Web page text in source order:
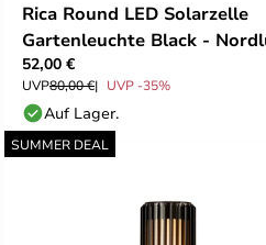
Rica Round LED Solarzelle
Gartenleuchte Black -
52,00 €
UVP80,00 € UVP -35%
Auf Lager.
SUMMER DEAL